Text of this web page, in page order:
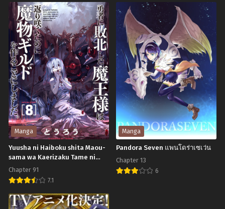
(Takano
Masaharu)
Monogatari
no
Kuromaku
ni
Tensei
shite
Manga
Yuusha ni Haiboku shita Maou-
sama wa Kaerizaku Tame ni
Mamono Guild wo Tsukuru Koto
ni Shimashita
Chapter 91
7.1
Yuusha
Manga
Pandora Seven แพนโดร่าเซเว่น
Chapter 13
6